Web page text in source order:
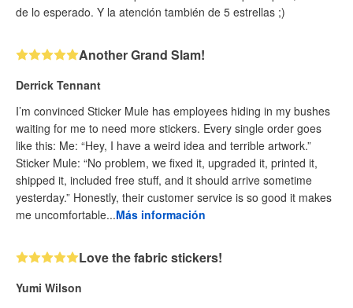
de lo esperado. Y la atención también de 5 estrellas ;)
Another Grand Slam!
Derrick Tennant
I’m convinced Sticker Mule has employees hiding in my bushes
waiting for me to need more stickers. Every single order goes
like this: Me: “Hey, I have a weird idea and terrible artwork.”
Sticker Mule: “No problem, we fixed it, upgraded it, printed it,
shipped it, included free stuff, and it should arrive sometime
yesterday.” Honestly, their customer service is so good it makes
me uncomfortable...Más información
Love the fabric stickers!
Yumi Wilson